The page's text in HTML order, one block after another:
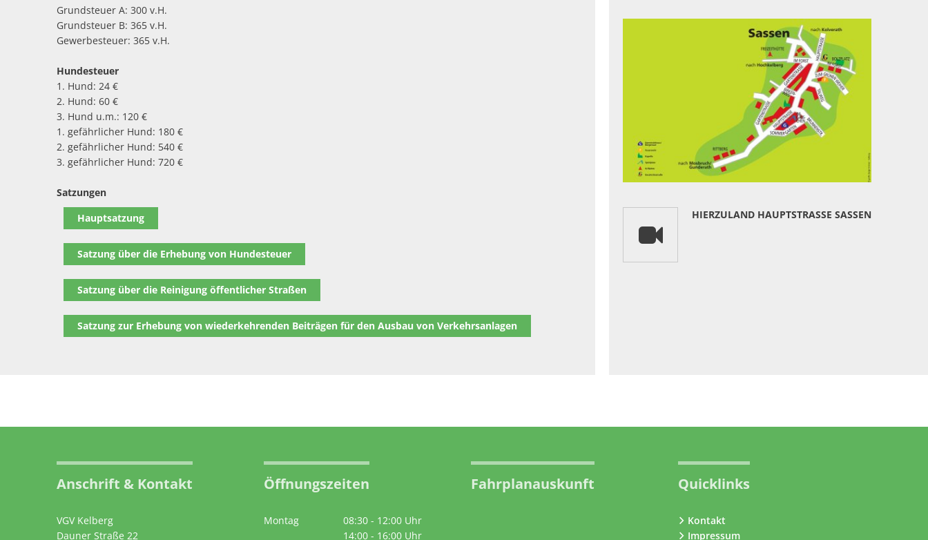
Grundsteuer A: 300 v.H.
Grundsteuer B: 365 v.H.
Gewerbesteuer: 365 v.H.
Hundesteuer
1. Hund: 24 €
2. Hund: 60 €
3. Hund u.m.: 120 €
1. gefährlicher Hund: 180 €
2. gefährlicher Hund: 540 €
3. gefährlicher Hund: 720 €
Satzungen
Hauptsatzung
Satzung über die Erhebung von Hundesteuer
Satzung über die Reinigung öffentlicher Straßen
Satzung zur Erhebung von wiederkehrenden Beiträgen für den Ausbau von Verkehrsanlagen
HIERZULAND HAUPTSTRASSE SASSEN
Anschrift & Kontakt
VGV Kelberg
Dauner Straße 22
Öffnungszeiten
Montag 08:30 - 12:00 Uhr
Von 08:30 bis 12:00 Uhr
14:00 - 16:00 Uhr
Fahrplanauskunft Quicklinks
Kontakt
Impressum